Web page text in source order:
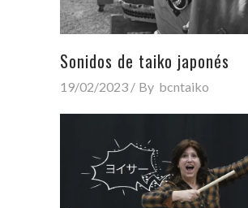
Sonidos de taiko japonés
19/02/2023 By bcntaiko